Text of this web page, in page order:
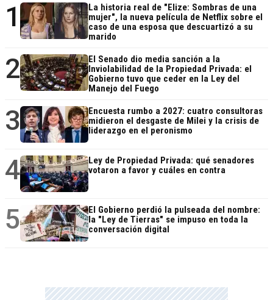
1
La historia real de "Elize: Sombras de una
mujer", la nueva película de Netflix sobre el
caso de una esposa que descuartizó a su
marido
2
El Senado dio media sanción a la
Inviolabilidad de la Propiedad Privada: el
Gobierno tuvo que ceder en la Ley del
Manejo del Fuego
3
Encuesta rumbo a 2027: cuatro consultoras
midieron el desgaste de Milei y la crisis de
liderazgo en el peronismo
4
Ley de Propiedad Privada: qué senadores
votaron a favor y cuáles en contra
5
El Gobierno perdió la pulseada del nombre:
la "Ley de Tierras" se impuso en toda la
conversación digital